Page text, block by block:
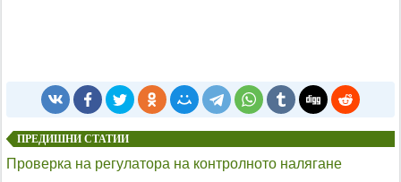
ПРЕДИШНИ СТАТИИ
Проверка на регулатора на контролното налягане